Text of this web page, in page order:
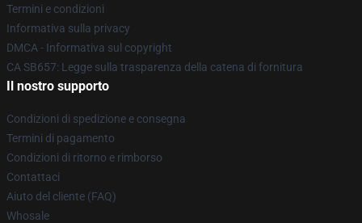
Termini e condizioni
Informativa sulla privacy
DMCA - Informativa sul copyright
CA SB657: Legge sulla trasparenza della catena di fornitura
Il nostro supporto
Condizioni di spedizione e consegna
Termini di pagamento
Condizioni di ritorno e rimborso
Contattaci
Aiuto del cliente (FAQ)
Whosale